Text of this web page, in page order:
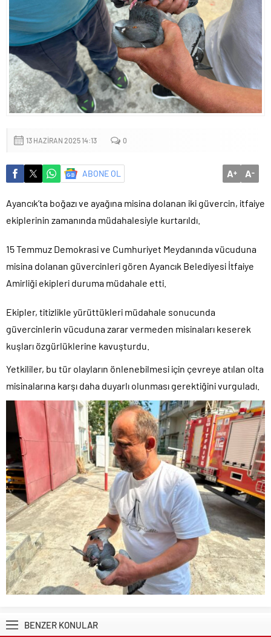
Başkan Altay: ‘Bosna Hersek Mahallemizdeki Fera Şubemizi
bu yıl itibariyle açmayı planlıyoruz’
13 HAZIRAN 2025 14:13 0
ABONE OL A+ A-
Ayancık’ta boğazı ve ayağına misina dolanan iki güvercin, itfaiye
ekiplerinin zamanında müdahalesiyle kurtarıldı.
15 Temmuz Demokrasi ve Cumhuriyet Meydanında vücuduna
misina dolanan güvercinleri gören Ayancık Belediyesi İtfaiye
Amirliği ekipleri duruma müdahale etti.
Ekipler, titizlikle yürüttükleri müdahale sonucunda
güvercinlerin vücuduna zarar vermeden misinaları keserek
kuşları özgürlüklerine kavuşturdu.
Yetkililer, bu tür olayların önlenebilmesi için çevreye atılan olta
misinalarına karşı daha duyarlı olunması gerektiğini vurguladı.
BENZER KONULAR